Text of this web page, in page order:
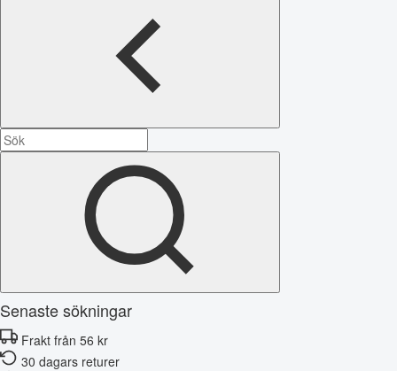
Senaste sökningar
Frakt från 56 kr
30 dagars returer